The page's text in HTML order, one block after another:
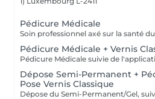
Pédicure Médicale
Pédicure Médicale + Vernis
Dépose Semi-Permanent +
Pose Vernis Classique